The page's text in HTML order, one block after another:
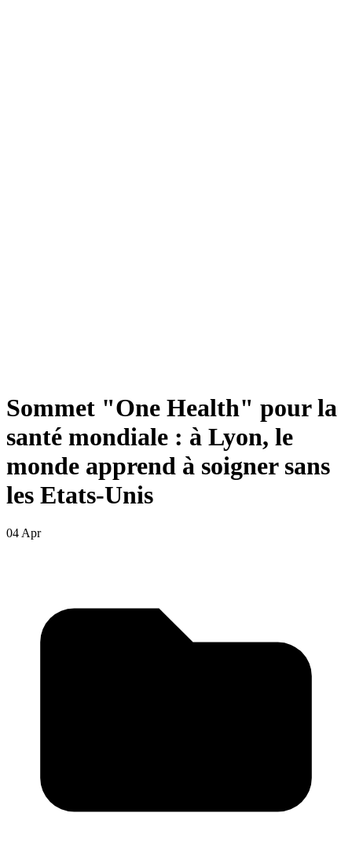
Sommet "One Health" pour la
santé mondiale : à Lyon, le
monde apprend à soigner sans
les Etats-Unis
04 Apr